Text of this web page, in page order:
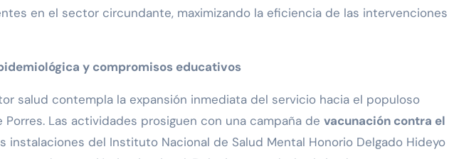
en el sector circundante, maximizando la eficiencia de las intervenciones
y compromisos educativos
salud contempla la expansión inmediata del servicio hacia el populoso
Las actividades prosiguen con una campaña de vacunación contra el
instalaciones del Instituto Nacional de Salud Mental Honorio Delgado Hideyo